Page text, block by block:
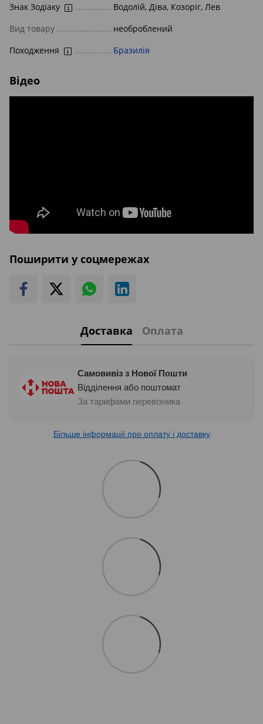
Знак Зодіаку
Водолій, Діва, Козоріг, Лев
Вид товару
необроблений
Походження
Бразилія
Відео
Поширити у соцмережах
Доставка Оплата
Самовивіз з Нової Пошти
Відділення або поштомат
За тарифами перевізника
Більше інформації про оплату і доставку